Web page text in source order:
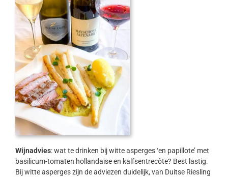
Wijnadvies: wat te drinken bij witte asperges ‘en papillote’ met
basilicum-tomaten hollandaise en kalfsentrecôte? Best lastig.
Bij witte asperges zijn de adviezen duidelijk, van Duitse Riesling